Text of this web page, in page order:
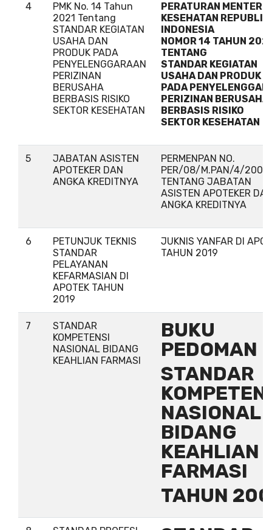
4
PMK No. 14 Tahun
2021 Tentang
STANDAR KEGIATAN
USAHA DAN
PRODUK PADA
PENYELENGGARAAN
PERIZINAN
BERUSAHA
BERBASIS RISIKO
SEKTOR KESEHATAN
PERATURAN MENTERI
KESEHATAN REPUBLIK
INDONESIA
NOMOR 14 TAHUN
TENTANG
STANDAR KEGIATAN
USAHA DAN PRODUK
PADA
PERIZINAN BERUSAHA
BERBASIS RISIKO
SEKTOR KESEHATAN
5
JABATAN ASISTEN
APOTEKER DAN
ANGKA KREDITNYA
PERMENPAN NO.
PER/08/M.PAN/4/2008
TENTANG JABATAN
ASISTEN APOTEKER
ANGKA KREDITNYA
6
PETUNJUK TEKNIS
STANDAR
PELAYANAN
KEFARMASIAN DI
APOTEK TAHUN
2019
JUKNIS YANFAR DI
TAHUN 2019
7
STANDAR
KOMPETENSI
NASIONAL BIDANG
KEAHLIAN FARMASI
BUKU
PEDOMAN
STANDAR
NASIONAL
BIDANG
KEAHLIAN
FARMASI
TAHUN